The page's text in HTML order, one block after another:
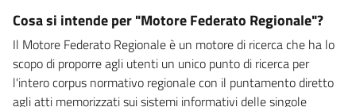
Cosa si intende per "Motore Federato Regionale"?
Il Motore Federato Regionale è un motore di ricerca che ha lo
scopo di proporre agli utenti un unico punto di ricerca per
l'intero corpus normativo regionale con il puntamento diretto
agli atti memorizzati sui sistemi informativi delle singole